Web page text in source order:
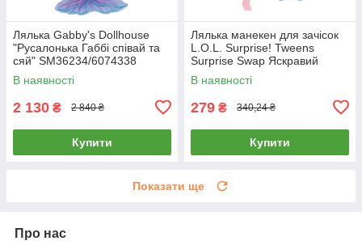
Лялька Gabby's Dollhouse
"Русалонька Габбі співай та
сяй" SM36234/6074338
В наявності
2 130 ₴ 2 840 ₴
Купити
Лялька манекен для зачісок
L.O.L. Surprise! Tweens
Surprise Swap Яскравий
образ 593522-1
В наявності
279 ₴ 340,24 ₴
Купити
Показати ще
Про нас